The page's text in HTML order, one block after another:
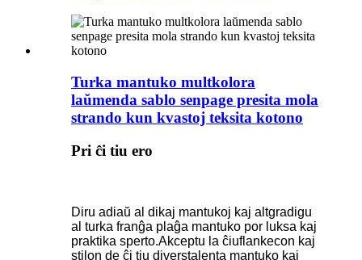
Turka mantuko multkolora
laŭmenda sablo senpage presita mola
strando kun kvastoj teksita kotono
Pri ĉi tiu ero
Diru adiaŭ al dikaj mantukoj kaj altgradigu
al turka franĝa plaĝa mantuko por luksa kaj
praktika sperto.Akceptu la ĉiuflankecon kaj
stilon de ĉi tiu diverstalenta mantuko kaj